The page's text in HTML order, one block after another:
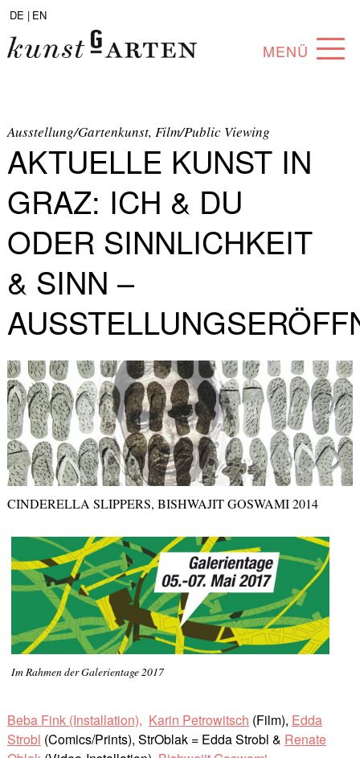
DE | EN
MENÜ
ABOUT
SAMMLUNG
KÜNSTLER*INNEN
PARTNER*INNEN
Ausstellung/Gartenkunst, Film/Public Viewing
AKTUELLE KUNST IN
GRAZ: ICH & DU
ODER SINNLICHKEIT
& SINN –
CINDERELLA SLIPPERS, BISHWAJIT GOSWAMI 2014
Im Rahmen der Galerientage 2017
Beba Fink (Installation), Karin Petrowitsch (Film), Edda
Strobl (Comics/Prints), StrOblak = Edda Strobl & Renate